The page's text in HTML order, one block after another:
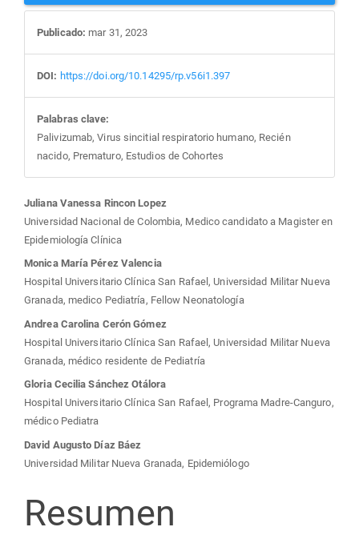
Publicado: mar 31, 2023
DOI: https://doi.org/10.14295/rp.v56i1.397
Palabras clave:
Palivizumab, Virus sincitial respiratorio humano, Recién
nacido, Prematuro, Estudios de Cohortes
Contenido
principal
del
artículo
Juliana Vanessa Rincon Lopez
Universidad Nacional de Colombia, Medico candidato a Magister en
Epidemiología Clínica
Monica María Pérez Valencia
Hospital Universitario Clínica San Rafael, Universidad Militar Nueva
Granada, medico Pediatría, Fellow Neonatología
Andrea Carolina Cerón Gómez
Hospital Universitario Clínica San Rafael, Universidad Militar Nueva
Granada, médico residente de Pediatría
Gloria Cecilia Sánchez Otálora
Hospital Universitario Clínica San Rafael, Programa Madre-Canguro,
médico Pediatra
David Augusto Díaz Báez
Universidad Militar Nueva Granada, Epidemiólogo
Resumen